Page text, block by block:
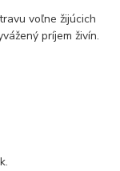
voľne žijúcich
príjem živín.